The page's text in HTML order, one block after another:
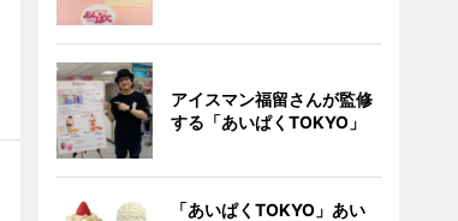
アイスマン福留さんが監修
する「あいぱくTOKYO」
「あいぱくTOKYO」あい